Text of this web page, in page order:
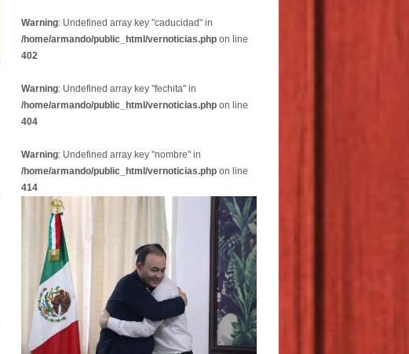
Warning: Undefined array key "caducidad" in
/home/armando/public_html/vernoticias.php on line
402
Warning: Undefined array key "fechita" in
/home/armando/public_html/vernoticias.php on line
404
Warning: Undefined array key "nombre" in
/home/armando/public_html/vernoticias.php on line
414